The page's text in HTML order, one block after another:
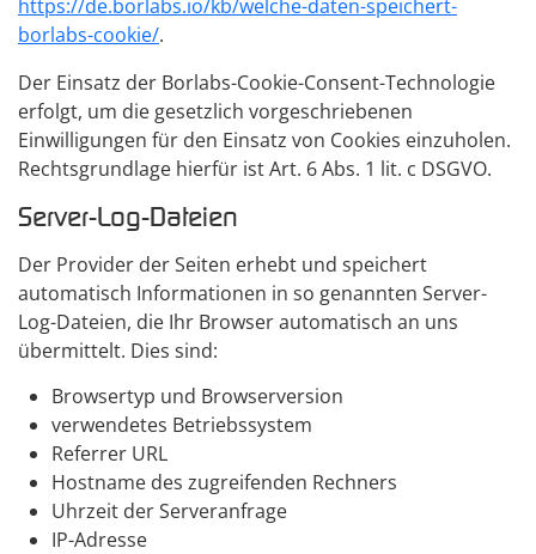
https://de.borlabs.io/kb/welche-daten-speichert-
borlabs-cookie/.
Der Einsatz der Borlabs-Cookie-Consent-Technologie
erfolgt, um die gesetzlich vorgeschriebenen
Einwilligungen für den Einsatz von Cookies einzuholen.
Rechtsgrundlage hierfür ist Art. 6 Abs. 1 lit. c DSGVO.
Server-Log-Dateien
Der Provider der Seiten erhebt und speichert
automatisch Informationen in so genannten Server-
Log-Dateien, die Ihr Browser automatisch an uns
übermittelt. Dies sind:
Browsertyp und Browserversion
verwendetes Betriebssystem
Referrer URL
Hostname des zugreifenden Rechners
Uhrzeit der Serveranfrage
IP-Adresse